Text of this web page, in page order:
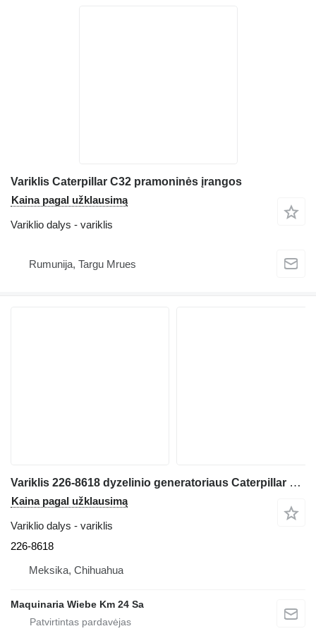
Variklis Caterpillar C32 pramoninės įrangos
Kaina pagal užklausimą
Variklio dalys - variklis
Rumunija, Targu Mrues
Variklis 226-8618 dyzelinio generatoriaus Caterpillar C15
Kaina pagal užklausimą
Variklio dalys - variklis
226-8618
Meksika, Chihuahua
Maquinaria Wiebe Km 24 Sa